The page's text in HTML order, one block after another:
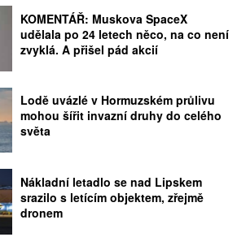
KOMENTÁŘ: Muskova SpaceX
udělala po 24 letech něco, na co není
zvyklá. A přišel pád akcií
Lodě uvázlé v Hormuzském průlivu
mohou šířit invazní druhy do celého
světa
Nákladní letadlo se nad Lipskem
srazilo s letícím objektem, zřejmě
dronem